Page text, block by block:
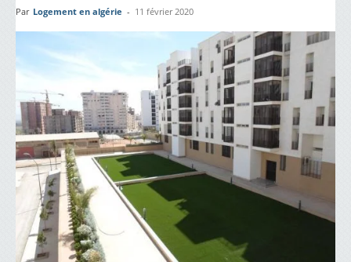
Par Logement en algérie - 11 février 2020